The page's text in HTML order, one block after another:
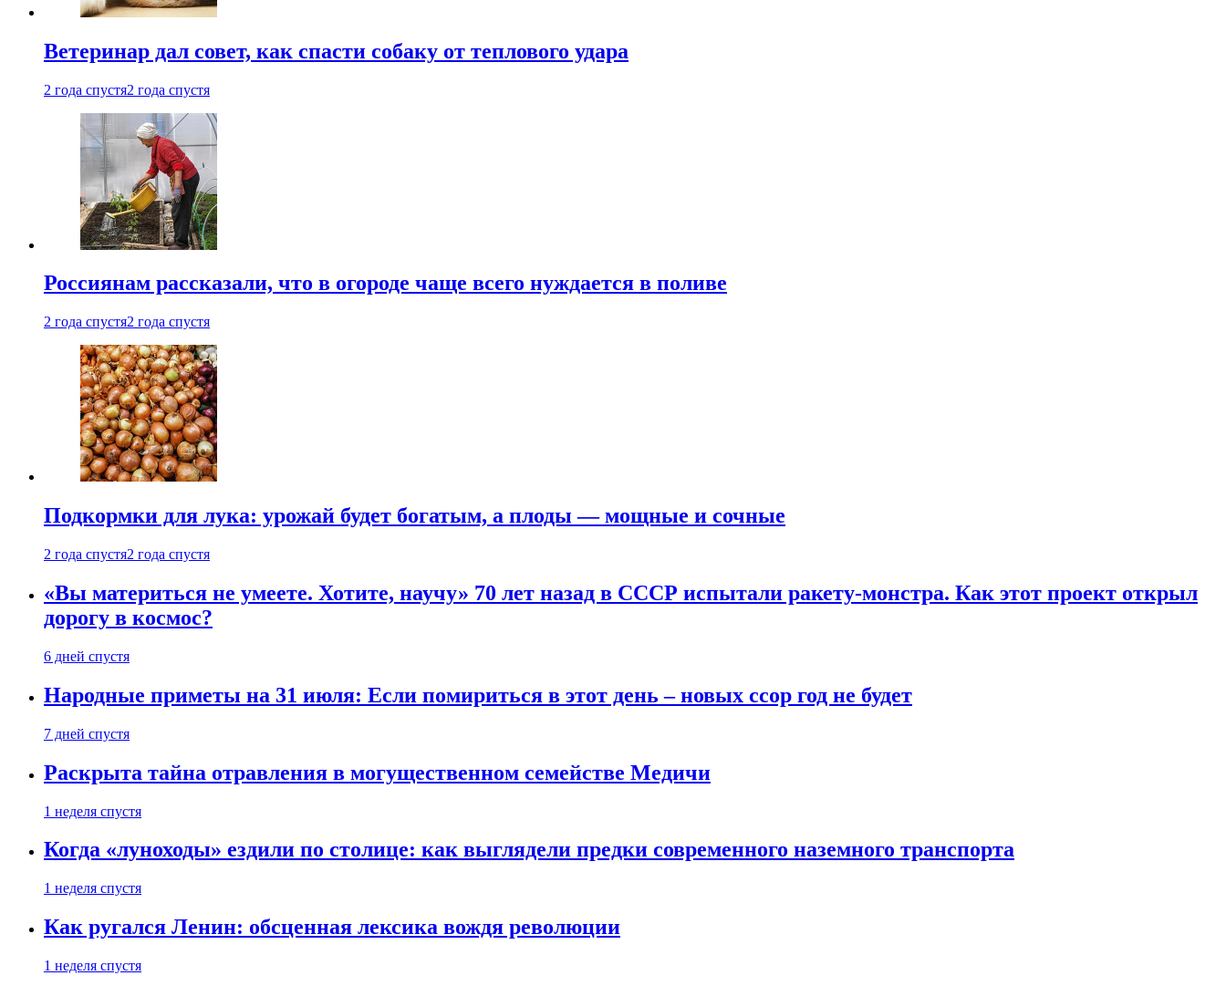
Ветеринар дал совет, как спасти собаку от теплового удара
2 года спустя2 года спустя
Россиянам рассказали, что в огороде чаще всего нуждается в поливе
2 года спустя2 года спустя
Подкормки для лука: урожай будет богатым, а плоды — мощные и сочные
2 года спустя2 года спустя
«Вы материться не умеете. Хотите, научу» 70 лет назад в СССР испытали ракету-монстра. Как этот проект открыл
дорогу в космос?
6 дней спустя
Народные приметы на 31 июля: Если помириться в этот день – новых ссор год не будет
7 дней спустя
Раскрыта тайна отравления в могущественном семействе Медичи
1 неделя спустя
Когда «луноходы» ездили по столице: как выглядели предки современного наземного транспорта
1 неделя спустя
Как ругался Ленин: обсценная лексика вождя революции
1 неделя спустя